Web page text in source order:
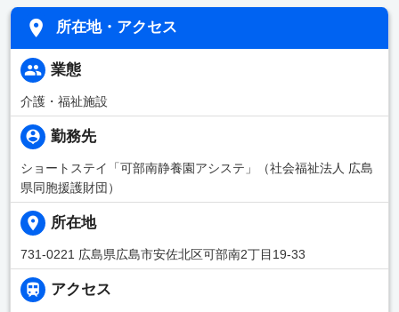
所在地・アクセス
業態
介護・福祉施設
勤務先
ショートステイ「可部南静養園アシステ」（社会福祉法人 広島
県同胞援護財団）
所在地
731-0221 広島県広島市安佐北区可部南2丁目19-33
アクセス